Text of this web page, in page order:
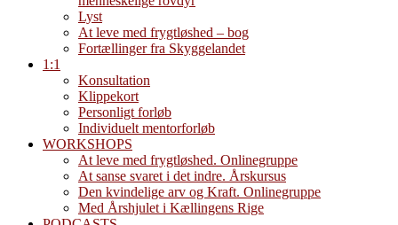
Lyst
At leve med frygtløshed – bog
Fortællinger fra Skyggelandet
1:1
Konsultation
Klippekort
Personligt forløb
Individuelt mentorforløb
WORKSHOPS
At leve med frygtløshed. Onlinegruppe
At sanse svaret i det indre. Årskursus
Den kvindelige arv og Kraft. Onlinegruppe
Med Årshjulet i Kællingens Rige